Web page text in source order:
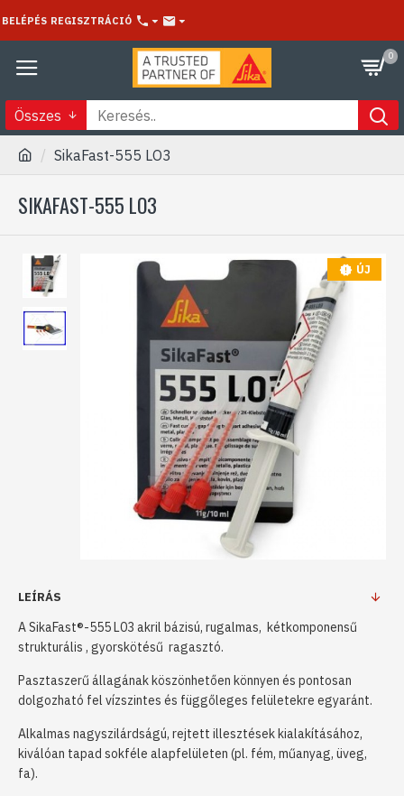
BELÉPÉS REGISZTRÁCIÓ
0
Összes
SikaFast-555 LO3
SIKAFAST-555 LO3
ÚJ
LEÍRÁS
A SikaFast®-555 L03 akril bázisú, rugalmas, kétkomponensű
strukturális , gyorskötésű ragasztó.
Pasztaszerű állagának köszönhetően könnyen és pontosan
dolgozható fel vízszintes és függőleges felületekre egyaránt.
Alkalmas nagyszilárdságú, rejtett illesztések kialakításához,
kiválóan tapad sokféle alapfelületen (pl. fém, műanyag, üveg,
fa).